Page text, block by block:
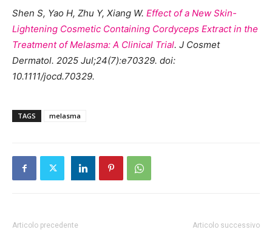
Shen S, Yao H, Zhu Y, Xiang W. Effect of a New Skin-
Lightening Cosmetic Containing Cordyceps Extract in the
Treatment of Melasma: A Clinical Trial. J Cosmet
Dermatol. 2025 Jul;24(7):e70329. doi:
10.1111/jocd.70329.
TAGS melasma
Articolo precedente Articolo successivo